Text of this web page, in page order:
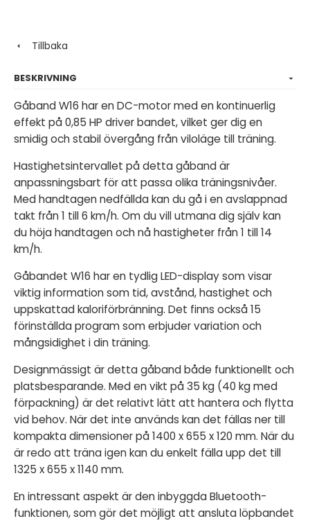
Tillbaka
BESKRIVNING
Gåband W16 har en DC-motor med en kontinuerlig
effekt på 0,85 HP driver bandet, vilket ger dig en
smidig och stabil övergång från viloläge till träning.
Hastighetsintervallet på detta gåband är
anpassningsbart för att passa olika träningsnivåer.
Med handtagen nedfällda kan du gå i en avslappnad
takt från 1 till 6 km/h. Om du vill utmana dig själv kan
du höja handtagen och nå hastigheter från 1 till 14
km/h.
Gåbandet W16 har en tydlig LED-display som visar
viktig information som tid, avstånd, hastighet och
uppskattad kaloriförbränning. Det finns också 15
förinställda program som erbjuder variation och
mångsidighet i din träning.
Designmässigt är detta gåband både funktionellt och
platsbesparande. Med en vikt på 35 kg (40 kg med
förpackning) är det relativt lätt att hantera och flytta
vid behov. När det inte används kan det fällas ner till
kompakta dimensioner på 1400 x 655 x 120 mm. När du
är redo att träna igen kan du enkelt fälla upp det till
1325 x 655 x 1140 mm.
En intressant aspekt är den inbyggda Bluetooth-
funktionen, som gör det möjligt att ansluta löpbandet